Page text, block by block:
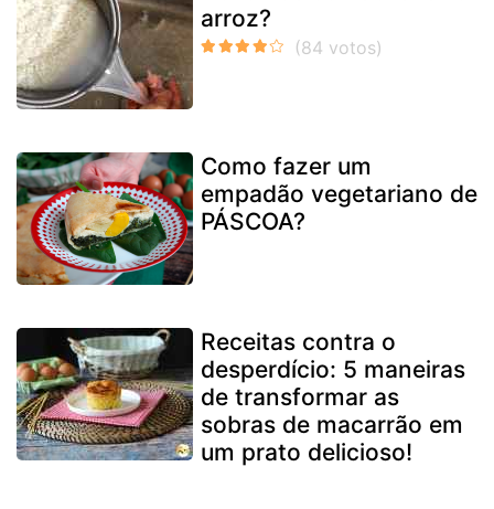
arroz?
Como fazer um
empadão vegetariano de
PÁSCOA?
Receitas contra o
desperdício: 5 maneiras
de transformar as
sobras de macarrão em
um prato delicioso!